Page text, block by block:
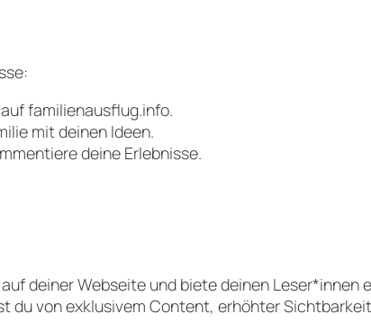
familienausflug.info.
mit deinen Ideen.
deine Erlebnisse.
deiner Webseite und biete deinen
du von exklusivem Content, erhöhter